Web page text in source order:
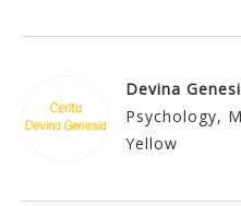
Devina
Psychology,
Yellow